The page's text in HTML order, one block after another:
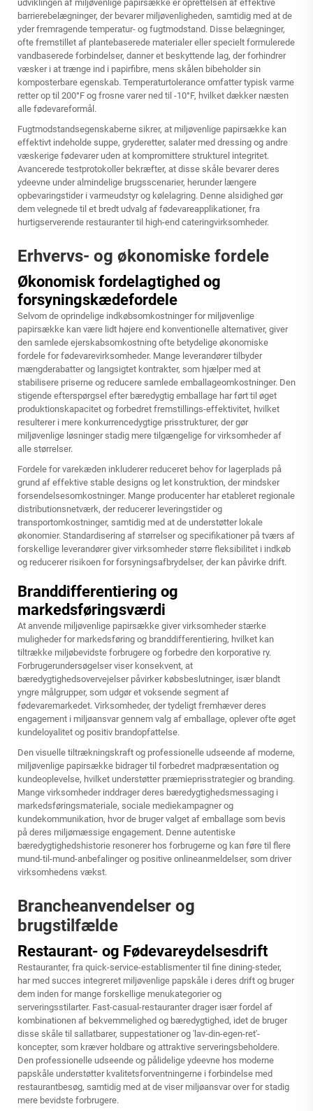
udviklingen af miljøvenlige papirsække er oprettelsen af effektive
barrierebelægninger, der bevarer miljøvenligheden, samtidig med at de
yder fremragende temperatur- og fugtmodstand. Disse belægninger,
ofte fremstillet af plantebaserede materialer eller specielt formulerede
vandbaserede forbindelser, danner et beskyttende lag, der forhindrer
væsker i at trænge ind i papirfibre, mens skålen bibeholder sin
komposterbare egenskab. Temperaturtolerance omfatter typisk varme
retter op til 200°F og frosne varer ned til -10°F, hvilket dækker næsten
alle fødevareformål.
Fugtmodstandsegenskaberne sikrer, at miljøvenlige papirsække kan
effektivt indeholde suppe, gryderetter, salater med dressing og andre
væskerige fødevarer uden at kompromittere strukturel integritet.
Avancerede testprotokoller bekræfter, at disse skåle bevarer deres
ydeevne under almindelige brugsscenarier, herunder længere
opbevaringstider i varmeudstyr og kølelagring. Denne alsidighed gør
dem velegnede til et bredt udvalg af fødevareapplikationer, fra
hurtigserverende restauranter til high-end cateringvirksomheder.
Erhvervs- og økonomiske fordele
Økonomisk fordelagtighed og
forsyningskædefordele
Selvom de oprindelige indkøbsomkostninger for miljøvenlige
papirsække kan være lidt højere end konventionelle alternativer, giver
den samlede ejerskabsomkostning ofte betydelige økonomiske
fordele for fødevarevirksomheder. Mange leverandører tilbyder
mængderabatter og langsigtet kontrakter, som hjælper med at
stabilisere priserne og reducere samlede emballageomkostninger. Den
stigende efterspørgsel efter bæredygtig emballage har ført til øget
produktionskapacitet og forbedret fremstillings-effektivitet, hvilket
resulterer i mere konkurrencedygtige prisstrukturer, der gør
miljøvenlige løsninger stadig mere tilgængelige for virksomheder af
alle størrelser.
Fordele for varekæden inkluderer reduceret behov for lagerplads på
grund af effektive stable designs og let konstruktion, der mindsker
forsendelsesomkostninger. Mange producenter har etableret regionale
distributionsnetværk, der reducerer leveringstider og
transportomkostninger, samtidig med at de understøtter lokale
økonomier. Standardisering af størrelser og specifikationer på tværs af
forskellige leverandører giver virksomheder større fleksibilitet i indkøb
og reducerer risikoen for forsyningsafbrydelser, der kan påvirke drift.
Branddifferentiering og
markedsføringsværdi
At anvende miljøvenlige papirsække giver virksomheder stærke
muligheder for markedsføring og branddifferentiering, hvilket kan
tiltrække miljøbevidste forbrugere og forbedre den korporative ry.
Forbrugerundersøgelser viser konsekvent, at
bæredygtighedsovervejelser påvirker købsbeslutninger, især blandt
yngre målgrupper, som udgør et voksende segment af
fødevaremarkedet. Virksomheder, der tydeligt fremhæver deres
engagement i miljøansvar gennem valg af emballage, oplever ofte øget
kundeloyalitet og positiv brandopfattelse.
Den visuelle tiltrækningskraft og professionelle udseende af moderne,
miljøvenlige papirsække bidrager til forbedret madpræsentation og
kundeoplevelse, hvilket understøtter præmieprisstrategier og branding.
Mange virksomheder inddrager deres bæredygtighedsmessaging i
markedsføringsmateriale, sociale mediekampagner og
kundekommunikation, hvor de bruger valget af emballage som bevis
på deres miljømæssige engagement. Denne autentiske
bæredygtighedshistorie resonerer hos forbrugerne og kan føre til flere
mund-til-mund-anbefalinger og positive onlineanmeldelser, som driver
virksomhedens vækst.
Brancheanvendelser og
brugstilfælde
Restaurant- og Fødevareydelsesdrift
Restauranter, fra quick-service-establismenter til fine dining-steder,
har med succes integreret miljøvenlige papskåle i deres drift og bruger
dem inden for mange forskellige menukategorier og
serveringsstilarter. Fast-casual-restauranter drager især fordel af
kombinationen af bekvemmelighed og bæredygtighed, idet de bruger
disse skåle til sallatbarer, suppestationer og 'lav-din-egen-ret'-
koncepter, som kræver holdbare og attraktive serveringsbeholdere.
Den professionelle udseende og pålidelige ydeevne hos moderne
papskåle understøtter kvalitetsforventningerne i forbindelse med
restaurantbesøg, samtidig med at de viser miljøansvar over for stadig
mere bevidste forbrugere.